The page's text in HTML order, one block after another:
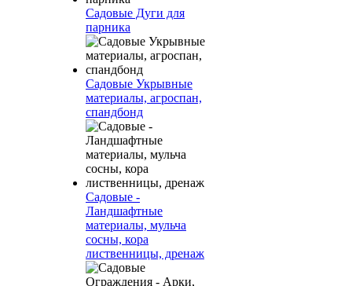
Садовые Дуги для
парника
Садовые Укрывные
материалы, агроспан,
спандбонд
Садовые -
Ландшафтные
материалы, мульча
сосны, кора
лиственницы, дренаж